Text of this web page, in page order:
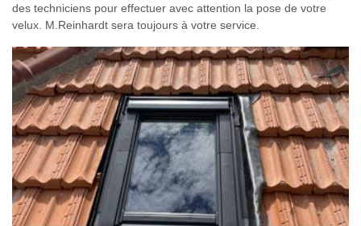
des techniciens pour effectuer avec attention la pose de votre
velux. M.Reinhardt sera toujours à votre service.